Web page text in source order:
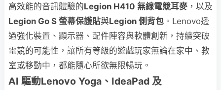
高效能的音訊體驗的Legion H410 無線電競耳麥 ，以及
Legion Go S 螢幕保護貼與Legion 側背包 。Lenovo透
過強化裝置、顯示器、配件陣容與軟體創新，持續突破
電競的可能性，讓所有等級的遊戲玩家無論在家中、教
室或移動中，都能隨心所欲無限暢玩。
AI 驅動Lenovo Yoga、IdeaPad 及